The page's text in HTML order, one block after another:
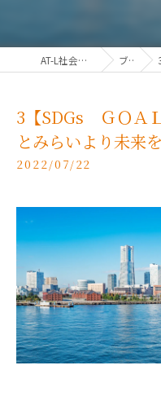
AT-L社会保険労務士法人 ブログ
3【SDGs ＧＯＡ
とみらいより未来
2022/07/22